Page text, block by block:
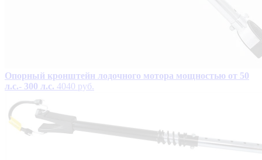
Опорный кронштейн лодочного мотора мощностью от 50
л.с.- 300 л.с. 4040 руб.